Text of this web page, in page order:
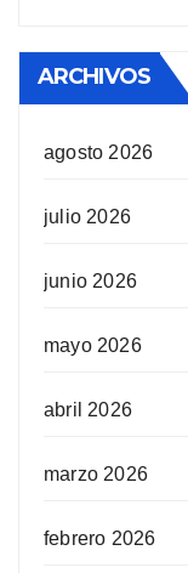
ARCHIVOS
agosto 2026
julio 2026
junio 2026
mayo 2026
abril 2026
marzo 2026
febrero 2026